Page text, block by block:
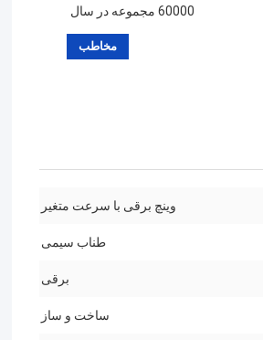
60000 مجموعه در سال
مخاطب
وینچ برقی با سرعت متغیر
طناب سیمی
برقی
ساخت و ساز